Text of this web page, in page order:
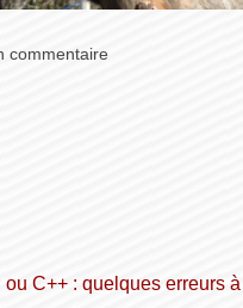
commentaire
C++ : quelques erreurs à